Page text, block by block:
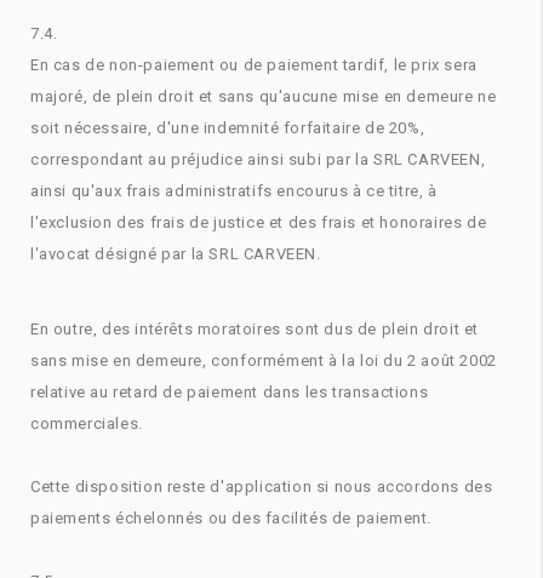
7.4.
En cas de non-paiement ou de paiement tardif, le prix sera
majoré, de plein droit et sans qu'aucune mise en demeure ne
soit nécessaire, d'une indemnité forfaitaire de 20%,
correspondant au préjudice ainsi subi par la SRL CARVEEN,
ainsi qu'aux frais administratifs encourus à ce titre, à
l'exclusion des frais de justice et des frais et honoraires de
l'avocat désigné par la SRL CARVEEN.
En outre, des intérêts moratoires sont dus de plein droit et
sans mise en demeure, conformément à la loi du 2 août 2002
relative au retard de paiement dans les transactions
commerciales.
Cette disposition reste d'application si nous accordons des
paiements échelonnés ou des facilités de paiement.